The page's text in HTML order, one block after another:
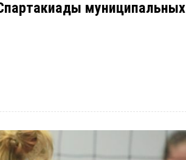
муниципальных